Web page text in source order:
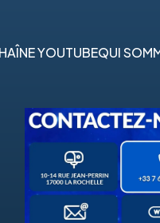
YOUTUBEQUI